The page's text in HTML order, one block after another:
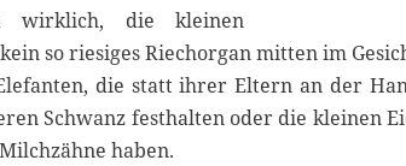
die kleinen
so riesiges Riechorgan mitten im
die statt ihrer Eltern an der
Schwanz festhalten oder die kleinen
haben.